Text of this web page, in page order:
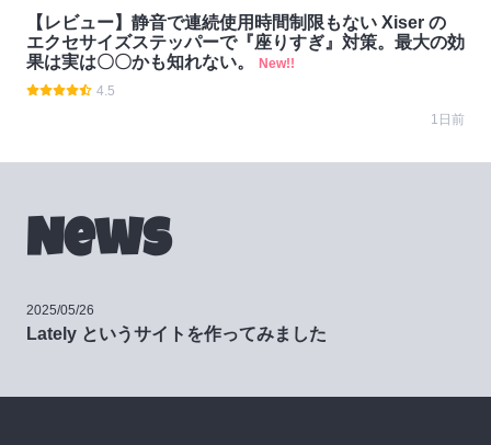
【レビュー】静音で連続使用時間制限もない Xiser の
エクセサイズステッパーで『座りすぎ』対策。最大の効
果は実は〇〇かも知れない。
New!!
4.5
1日前
News
2025/05/26
Lately というサイトを作ってみました